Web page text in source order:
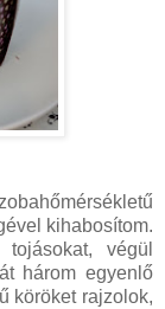
kihabosítom.
végül
három egyenlő
köröket rajzolok,